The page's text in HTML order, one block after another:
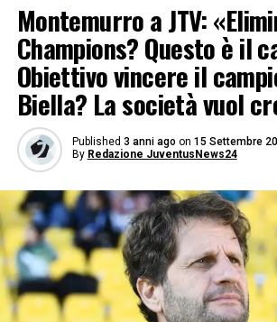
Montemurro a JTV:
Champions? Questo è il
Obiettivo vincere il
Biella? La società vuol
Published 3 anni ago on 15 Settembre
By Redazione JuventusNews24